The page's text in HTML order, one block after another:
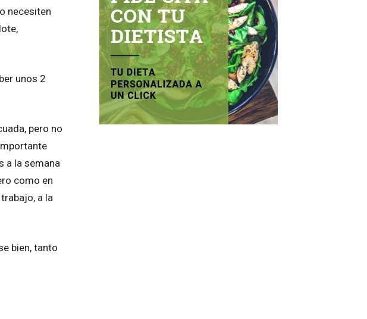
necesiten
unos 2
pero no
a la semana
como en
a la
bien, tanto